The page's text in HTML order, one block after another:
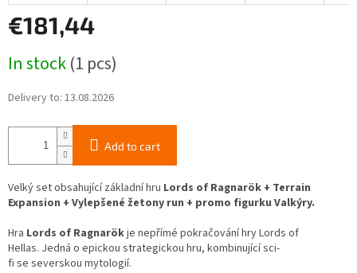
€181,44
price:
In stock(1 pcs)
Delivery to: 13.08.2026
Add to cart
Velký set obsahující základní hru Lords of Ragnarök + Terrain
Expansion + Vylepšené žetony run + promo figurku Valkýry.
Hra Lords of Ragnarökje nepřímé pokračování hry Lords of
Hellas. Jedná o epickou strategickou hru, kombinující sci-
fi se severskou mytologií.